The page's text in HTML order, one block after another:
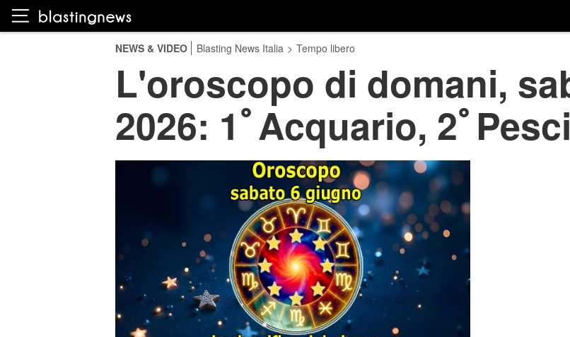
NEWS & VIDEO Blasting News Italia > Tempo libero
L'oroscopo di domani,
2026: 1ﾟAcquario, 2ﾟ